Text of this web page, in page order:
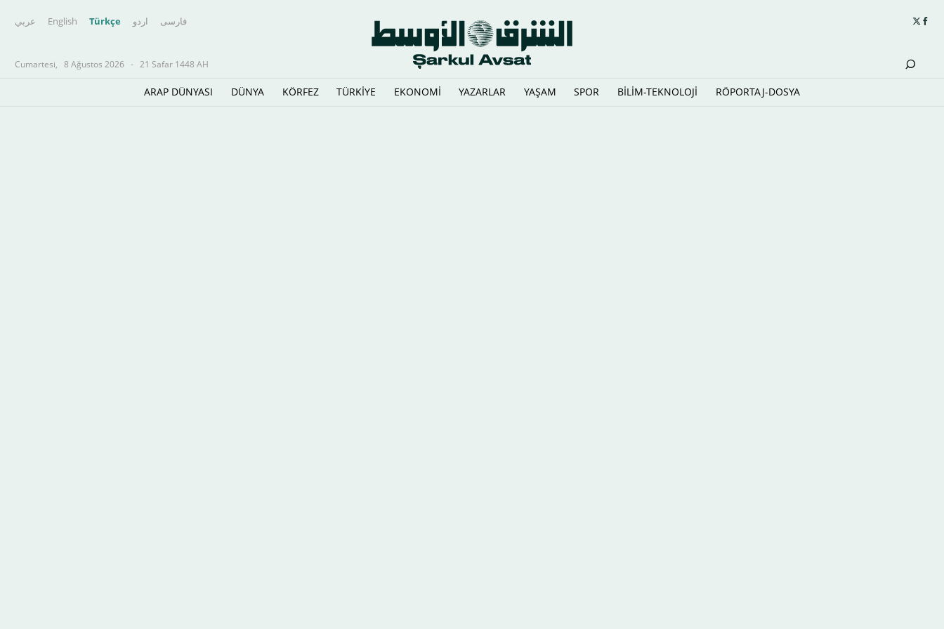
عربي English Türkçe اردو فارسى
Cumartesi, 8 Ağustos 2026 - 21 Safar 1448 AH
ARAP DÜNYASI DÜNYA KÖRFEZ TÜRKİYE EKONOMİ YAZARLAR YAŞAM SPOR BİLİM-TEKNOLOJİ RÖPORTAJ-DOSYA